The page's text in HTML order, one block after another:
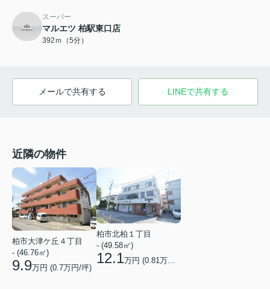
スーパー
マルエツ 柏駅東口店
392ｍ（5分）
メールで共有する LINEで共有する
近隣の物件
柏市大津ケ丘４丁目
- (46.76㎡)
9.9万円 (0.7万円/坪)
柏市北柏１丁目
- (49.58㎡)
12.1万円 (0.81 万円/坪)